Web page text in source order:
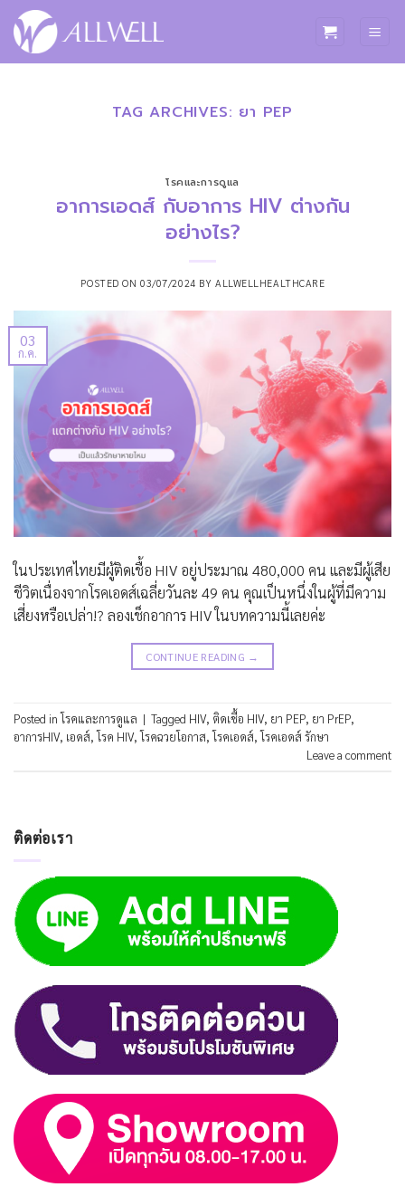
ข้าม
ไป
TAG ARCHIVES: ยา PEP
โรคและการดูแล
อาการเอดส์ กับอาการ HIV ต่างกัน
อย่างไร?
POSTED ON03/07/2024 BY ALLWELLHEALTHCARE
03
ก.ค.
ในประเทศไทยมีผู้ติดเชื้อ HIV อยู่ประมาณ 480,000 คน และมีผู้เสีย
ชีวิตเนื่องจากโรคเอดส์เฉลี่ยวันละ 49 คน คุณเป็นหนึ่งในผู้ที่มีความ
เสี่ยงหรือเปล่า!? ลองเช็กอาการ HIV ในบทความนี้เลยค่ะ
CONTINUE READING →
Posted inโรคและการดูแล | Tagged HIV, ติดเชื้อ HIV, ยา PEP, ยา PrEP,
อาการHIV, เอดส์,โรค HIV,โรคฉวยโอกาส,โรคเอดส์,โรคเอดส์ รักษา
Leave a comment
ติดต่อเรา